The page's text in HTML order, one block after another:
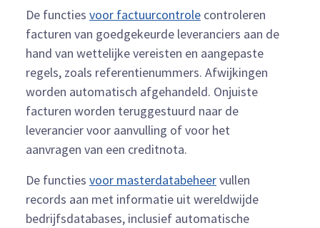
De functies voor factuurcontrole controleren
facturen van goedgekeurde leveranciers aan de
hand van wettelijke vereisten en aangepaste
regels, zoals referentienummers. Afwijkingen
worden automatisch afgehandeld. Onjuiste
facturen worden teruggestuurd naar de
leverancier voor aanvulling of voor het
aanvragen van een creditnota.
De functies voor masterdatabeheervullen
records aan met informatie uit wereldwijde
bedrijfsdatabases, inclusief automatische